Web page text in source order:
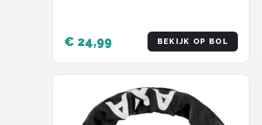
€ 24,99 BEKIJK OP BOL